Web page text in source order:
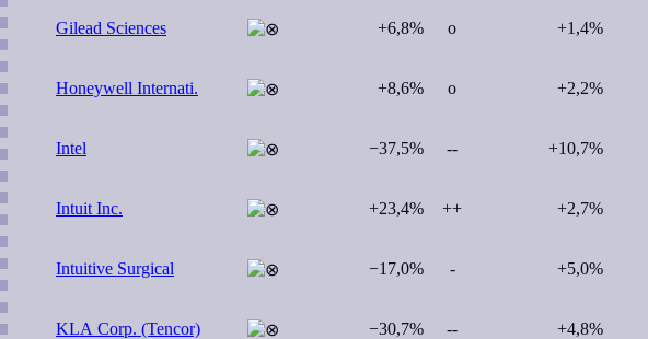
Gilead Sciences +6,8% o +1,4%
Honeywell Internati. +8,6% o +2,2%
Intel −37,5% -- +10,7%
Intuit Inc. +23,4% ++ +2,7%
Intuitive Surgical −17,0% - +5,0%
KLA Corp. (Tencor) −30,7% -- +4,8%